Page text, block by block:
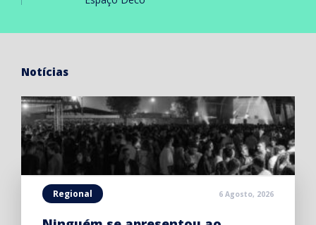
Notícias
Regional 6 Agosto, 2026